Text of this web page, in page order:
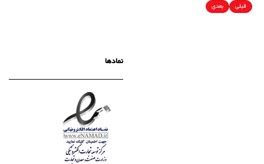
قبلی بعدی
نمادها